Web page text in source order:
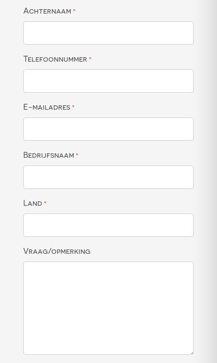
Achternaam *
Telefoonnummer *
E-mailadres *
Bedrijfsnaam *
Land *
Vraag/opmerking